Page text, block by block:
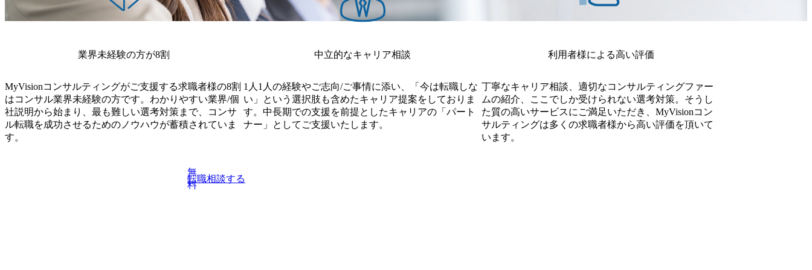
業界未経験の方が8割
MyVisionコンサルティングがご支援する求職者様の8割
はコンサル業界未経験の方です。わかりやすい業界/個
社説明から始まり、最も難しい選考対策まで、コンサ
ル転職を成功させるためのノウハウが蓄積されていま
す。
中立的なキャリア相談
1人1人の経験やご志向/ご事情に添い、「今は転職しな
い」という選択肢も含めたキャリア提案をしておりま
す。中長期での支援を前提としたキャリアの「パート
ナー」としてご支援いたします。
利用者様による高い評価
丁寧なキャリア相談、適切なコンサルティングファー
ムの紹介、ここでしか受けられない選考対策。そうし
た質の高いサービスにご満足いただき、MyVisionコン
サルティングは多くの求職者様から高い評価を頂いて
います。
無
料
転職相談する